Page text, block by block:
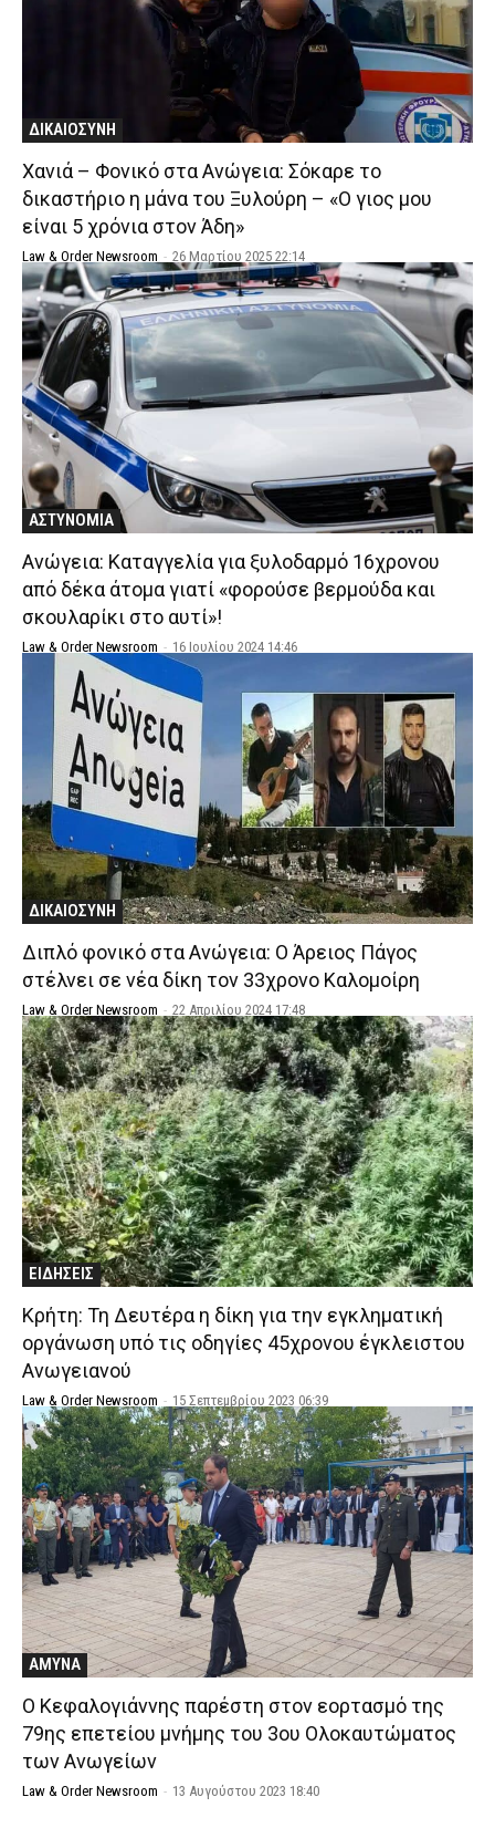
ΔΙΚΑΙΟΣΥΝΗ
Χανιά – Φονικό στα Ανώγεια: Σόκαρε το
δικαστήριο η μάνα του Ξυλούρη – «Ο γιος μου
είναι 5 χρόνια στον Άδη»
Law & Order Newsroom - 26 Μαρτίου 2025 22:14
ΑΣΤΥΝΟΜΙΑ
Ανώγεια: Καταγγελία για ξυλοδαρμό 16χρονου
από δέκα άτομα γιατί «φορούσε βερμούδα και
σκουλαρίκι στο αυτί»!
Law & Order Newsroom - 16 Ιουλίου 2024 14:46
ΔΙΚΑΙΟΣΥΝΗ
Διπλό φονικό στα Ανώγεια: Ο Άρειος Πάγος
στέλνει σε νέα δίκη τον 33χρονο Καλομοίρη
Law & Order Newsroom - 22 Απριλίου 2024 17:48
ΕΙΔΗΣΕΙΣ
Κρήτη: Τη Δευτέρα η δίκη για την εγκληματική
οργάνωση υπό τις οδηγίες 45χρονου έγκλειστου
Ανωγειανού
Law & Order Newsroom - 15 Σεπτεμβρίου 2023 06:39
ΑΜΥΝΑ
Ο Κεφαλογιάννης παρέστη στον εορτασμό της
79ης επετείου μνήμης του 3ου Ολοκαυτώματος
των Ανωγείων
Law & Order Newsroom - 13 Αυγούστου 2023 18:40